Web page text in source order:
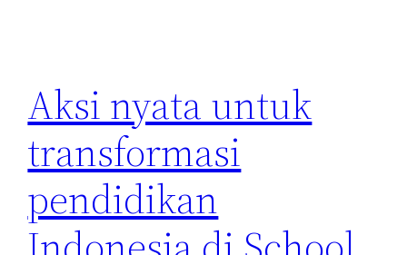
Aksi nyata untuk
transformasi
pendidikan